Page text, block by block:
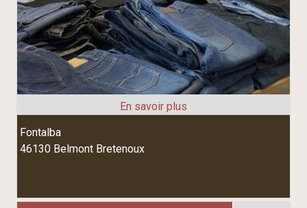
Fontalba
46130 Belmont Bretenoux